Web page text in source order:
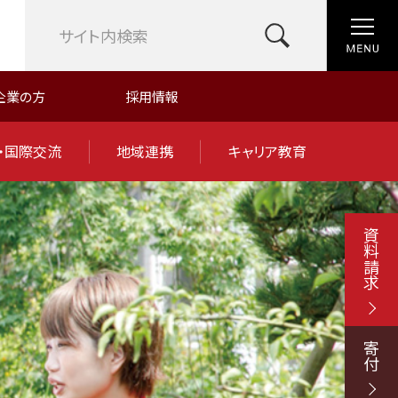
業の方 採用情報
国際交流 地域連携 キャリア教育
資料請求
寄付